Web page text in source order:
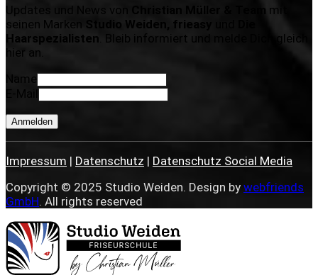
Updates und News von Christian Müller & Team mit
seinen Marken
Studio Weiden, frieasy
Haarspezialisten . Bleib informiert und melde Dich gleich
hier an.
Name
Anmelden
Impressum | Datenschutz | Datenschutz Social Media
Copyright © 2025 Studio Weiden. Design by webfriends
GmbH. All rights reserved